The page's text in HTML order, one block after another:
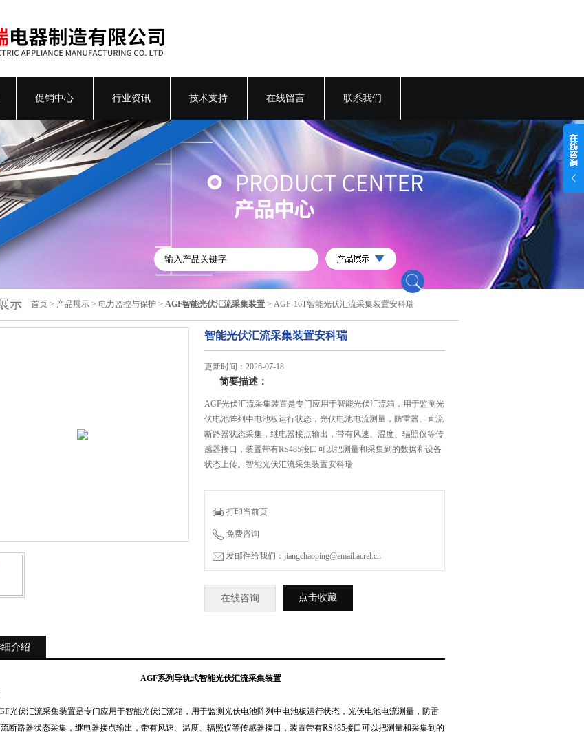
促销中心 行业资讯 技术支持 在线留言 联系我们
示 首页 > 产品展示 > 电力监控与保护 > AGF智能光伏汇流采集装置 > AGF-16T智能光伏汇流采集装置安科瑞
智能光伏汇流采集装置安科瑞
更新时间：2026-07-18
简要描述：
AGF光伏汇流采集装置是专门应用于智能光伏汇流箱，用于监测光
伏电池阵列中电池板运行状态，光伏电池电流测量，防雷器、直流
断路器状态采集，继电器接点输出，带有风速、温度、辐照仪等传
感器接口，装置带有RS485接口可以把测量和采集到的数据和设备
状态上传。智能光伏汇流采集装置安科瑞
打印当前页
免费咨询
发邮件给我们：jiangchaoping@email.acrel.cn
在线咨询 点击收藏
介绍
AGF系列导轨式智能光伏汇流采集装置
伏汇流采集装置是专门应用于智能光伏汇流箱，用于监测光伏电池阵列中电池板运行状态，光伏电池电流测量，防雷
断路器状态采集，继电器接点输出，带有风速、温度、辐照仪等传感器接口，装置带有RS485接口可以把测量和采集到的